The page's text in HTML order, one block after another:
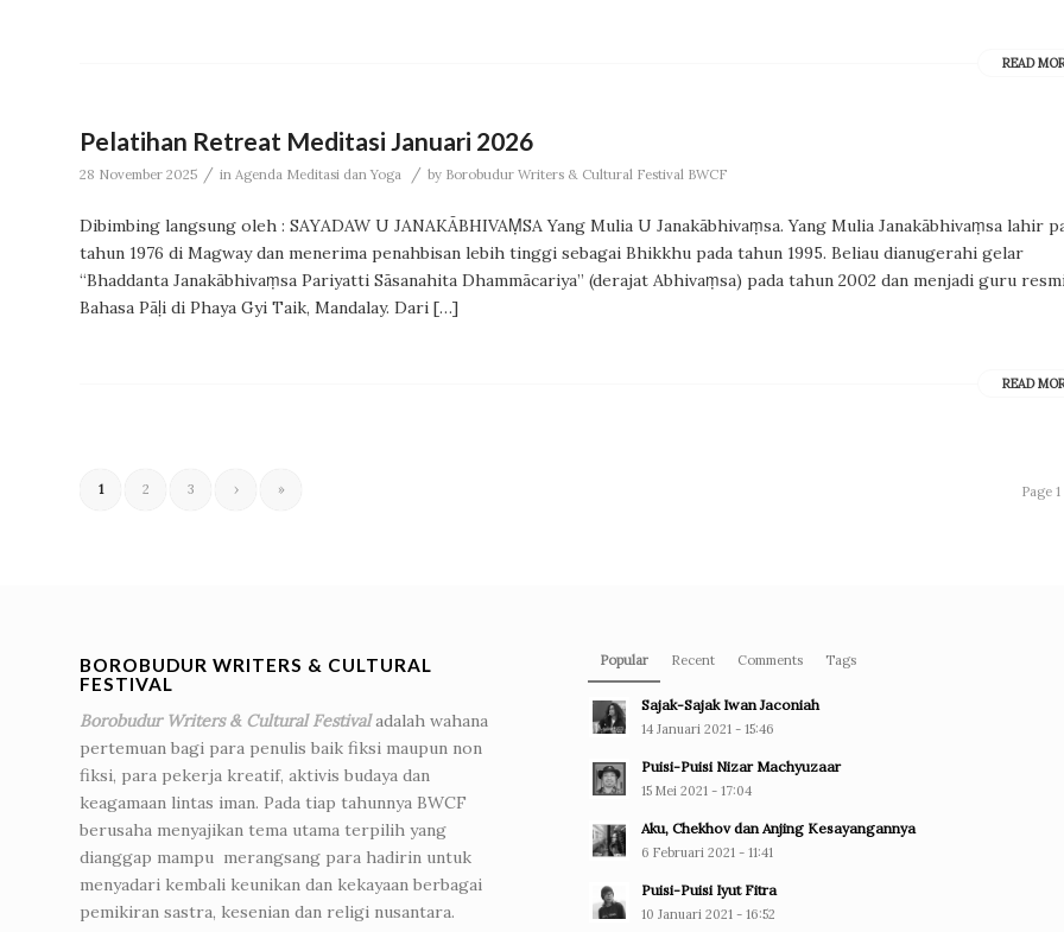
READ
Pelatihan Retreat Meditasi Januari 2026
28 November 2025 / in Agenda Meditasi dan Yoga / by Borobudur Writers & Cultural Festival BWCF
Dibimbing langsung oleh : SAYADAW U JANAKĀBHIVAṂSA Yang Mulia U Janakābhivaṃsa. Yang Mulia Janakābhivaṃsa lahir
tahun 1976 di Magway dan menerima penahbisan lebih tinggi sebagai Bhikkhu pada tahun 1995. Beliau dianugerahi gelar
“Bhaddanta Janakābhivaṃsa Pariyatti Sāsanahita Dhammācariya” (derajat Abhivaṃsa) pada tahun 2002 dan menjadi guru
Bahasa Pāḷi di Phaya Gyi Taik, Mandalay. Dari […]
READ
Page
1 2 3 › »
BOROBUDUR WRITERS & CULTURAL
FESTIVAL
Borobudur Writers & Cultural Festivaladalah wahana
pertemuan bagi para penulis baik fiksi maupun non
fiksi, para pekerja kreatif, aktivis budaya dan
keagamaan lintas iman. Pada tiap tahunnya BWCF
berusaha menyajikan tema utama terpilih yang
dianggap mampu merangsang para hadirin untuk
menyadari kembali keunikan dan kekayaan berbagai
pemikiran sastra, kesenian dan religi nusantara.
Popular Recent Comments Tags
Sajak-Sajak Iwan Jaconiah
14 Januari 2021 - 15:46
Puisi-Puisi Nizar Machyuzaar
15 Mei 2021 - 17:04
Aku, Chekhov dan Anjing Kesayangannya
6 Februari 2021 - 11:41
Puisi-Puisi Iyut Fitra
10 Januari 2021 - 16:52